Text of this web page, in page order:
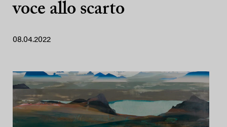
voce allo scarto
08.04.2022